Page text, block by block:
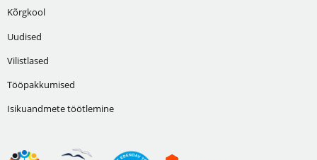
Kõrgkool
Uudised
Vilistlased
Tööpakkumised
Isikuandmete töötlemine